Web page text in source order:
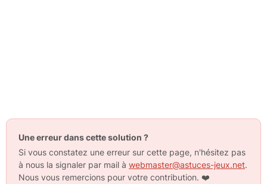
Une erreur dans cette solution ?
Si vous constatez une erreur sur cette page, n'hésitez pas
à nous la signaler par mail à webmaster@astuces-jeux.net.
Nous vous remercions pour votre contribution. ❤️